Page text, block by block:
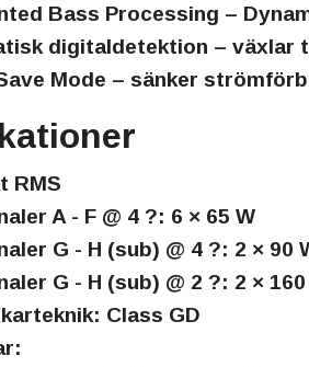
Bass Processing –
digitaldetektion – växlar
Mode – sänker
RMS
A - F @ 4 ?: 6 × 65 W
G - H (sub) @ 4 ?: 2 × 90
G - H (sub) @ 2 ?: 2 ×
Class GD